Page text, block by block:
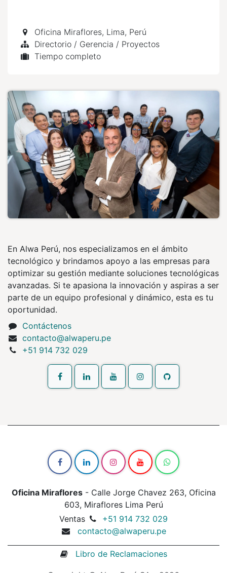
Oficina Miraflores, Lima, Perú
Directorio / Gerencia / Proyectos
Tiempo completo
En Alwa Perú, nos especializamos en el ámbito
tecnológico y brindamos apoyo a las empresas para
optimizar su gestión mediante soluciones tecnológicas
avanzadas. Si te apasiona la innovación y aspiras a ser
parte de un equipo profesional y dinámico, esta es tu
oportunidad.
Contáctenos
contacto@alwaperu.pe
+51 914 732 029
Oficina Miraflores- Calle Jorge Chavez 263, Oficina
603, Miraflores Lima Perú
Ventas
+51 914 732 029
contacto@alwaperu.pe
Libro de Reclamaciones